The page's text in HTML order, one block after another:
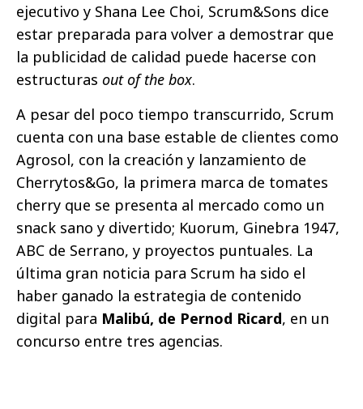
ejecutivo y Shana Lee Choi, Scrum&Sons dice
estar preparada para volver a demostrar que
la publicidad de calidad puede hacerse con
estructuras out of the box.
A pesar del poco tiempo transcurrido, Scrum
cuenta con una base estable de clientes como
Agrosol, con la creación y lanzamiento de
Cherrytos&Go, la primera marca de tomates
cherry que se presenta al mercado como un
snack sano y divertido; Kuorum, Ginebra 1947,
ABC de Serrano, y proyectos puntuales. La
última gran noticia para Scrum ha sido el
haber ganado la estrategia de contenido
digital para Malibú, de Pernod Ricard, en un
concurso entre tres agencias.